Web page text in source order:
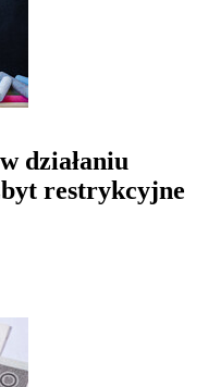
działaniu
restrykcyjne